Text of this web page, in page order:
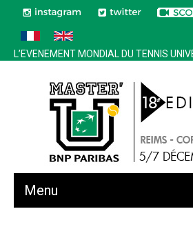
L’EVENEMENT MONDIAL DU TENNIS
Menu